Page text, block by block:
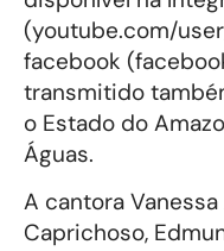
(youtube.com/
facebook
transmitido
o Estado do
Águas.
A cantora
Caprichoso,